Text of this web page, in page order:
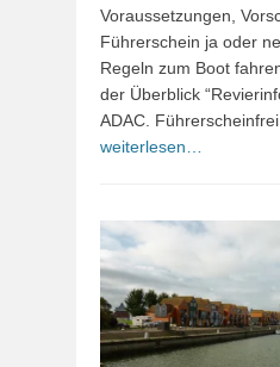
Voraussetzungen,
Führerschein ja oder
Regeln zum Boot
der Überblick
ADAC. Führerscheinfrei
weiterlesen…